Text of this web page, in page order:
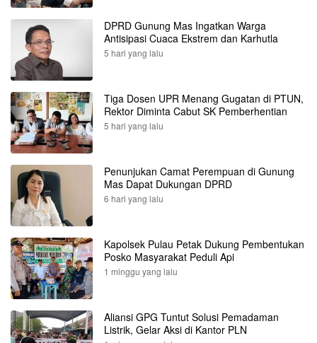
DPRD Gunung Mas Ingatkan Warga
Antisipasi Cuaca Ekstrem dan Karhutla
5 hari yang lalu
Tiga Dosen UPR Menang Gugatan di PTUN,
Rektor Diminta Cabut SK Pemberhentian
5 hari yang lalu
Penunjukan Camat Perempuan di Gunung
Mas Dapat Dukungan DPRD
6 hari yang lalu
Kapolsek Pulau Petak Dukung Pembentukan
Posko Masyarakat Peduli Api
1 minggu yang lalu
Aliansi GPG Tuntut Solusi Pemadaman
Listrik, Gelar Aksi di Kantor PLN